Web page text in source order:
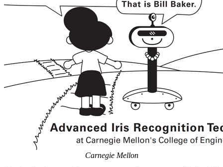
Carnegie Mellon